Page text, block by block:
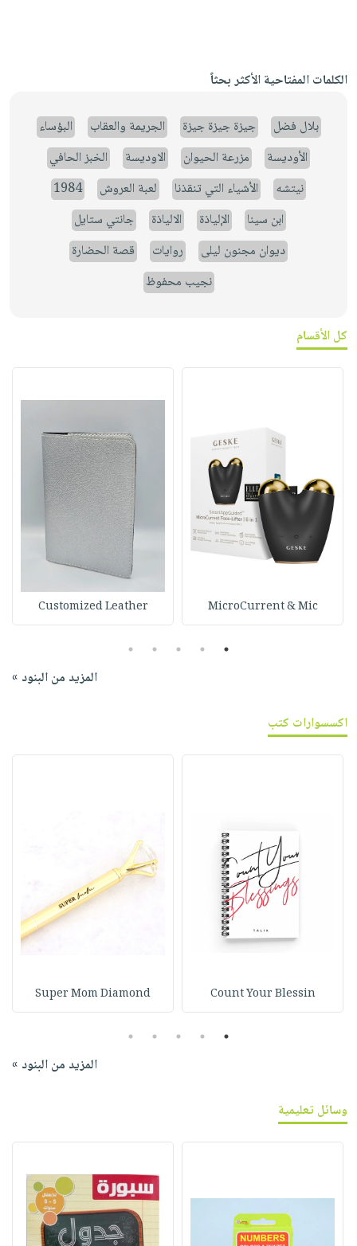
الكلمات المفتاحية الأكثر بحثاً
بلال فضل جيزة جيزة جيزة الجريمة والعقاب
البؤساء
الأوديسة
مزرعة الحيوان الاوديسة
الخبز الحافي
نيتشه
الأشياء التي تنقذنا لعبة العروش
1984
ابن سينا
الإلياذة الالياذة
جانتي ستايل
ديوان مجنون ليلى
روايات
قصة الحضارة
نجيب محفوظ
كل الأقسام
MicroCurrent & Mic
Customized Leather
1
2
3
4
5
المزيد من البنود »
اكسسوارات كتب
Count Your Blessin
Super Mom Diamond
1
2
3
4
5
المزيد من البنود »
وسائل تعليمية